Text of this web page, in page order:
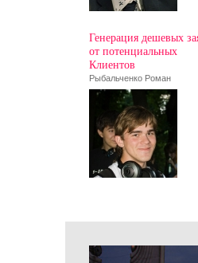
Генерация дешевых
от потенциальных
Клиентов
Рыбальченко Роман